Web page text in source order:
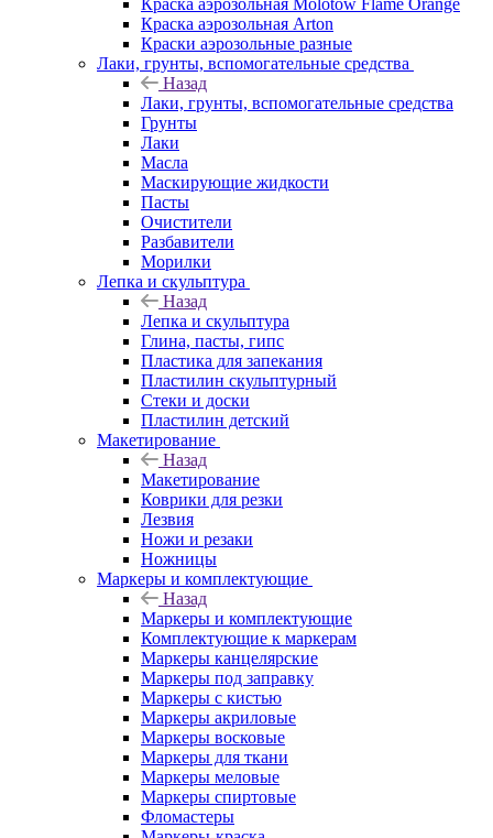
Краска аэрозольная Molotow Flame Orange
Краска аэрозольная Arton
Краски аэрозольные разные
Лаки, грунты, вспомогательные средства
Назад
Лаки, грунты, вспомогательные средства
Грунты
Лаки
Масла
Маскирующие жидкости
Пасты
Очистители
Разбавители
Морилки
Лепка и скульптура
Назад
Лепка и скульптура
Глина, пасты, гипс
Пластика для запекания
Пластилин скульптурный
Стеки и доски
Пластилин детский
Макетирование
Назад
Макетирование
Коврики для резки
Лезвия
Ножи и резаки
Ножницы
Маркеры и комплектующие
Назад
Маркеры и комплектующие
Комплектующие к маркерам
Маркеры канцелярские
Маркеры под заправку
Маркеры с кистью
Маркеры акриловые
Маркеры восковые
Маркеры для ткани
Маркеры меловые
Маркеры спиртовые
Фломастеры